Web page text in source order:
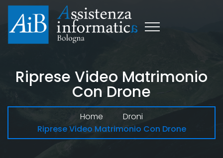
Riprese Video Matrimonio
Con Drone
Home
Droni
Riprese Video Matrimonio Con Drone